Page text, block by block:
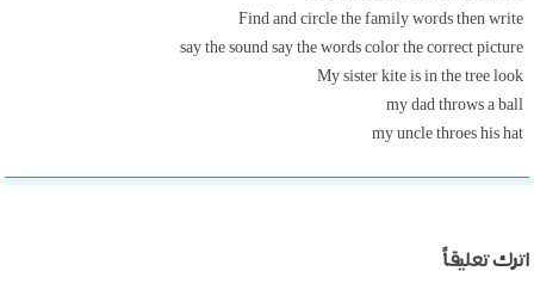
Find and circle the family words then write
say the sound say the words color the correct picture
My sister kite is in the tree look
my dad throws a ball
my uncle throes his hat
اترك تعليقاً